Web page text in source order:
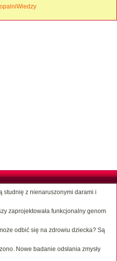
studnię z nienaruszonymi darami i
zaprojektowała funkcjonalny genom
odbić się na zdrowiu dziecka? Są
Nowe badanie odsłania zmysły